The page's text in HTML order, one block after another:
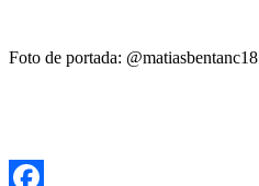
Foto de portada: @matiasbentanc18